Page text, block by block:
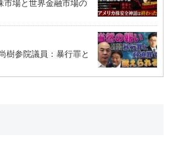
市場と世界金融市場の
樹参院議員：暴行罪と